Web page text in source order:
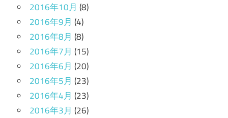
2016年10月 (8)
2016年9月 (4)
2016年8月 (8)
2016年7月 (15)
2016年6月 (20)
2016年5月 (23)
2016年4月 (23)
2016年3月 (26)